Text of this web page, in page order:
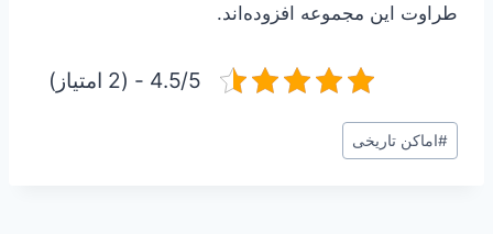
طراوت این مجموعه افزوده‌اند.
4.5/5 - (2 امتیاز)
برچسب‌های
نوشته:
#اماکن تاریخی